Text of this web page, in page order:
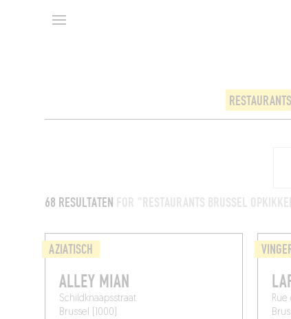
RESTAURANTS
68 RESULTATEN FOR "RESTAURANTS BRUSSEL
AZIATISCH
ALLEY MIAN
Schildknaapsstraat
Brussel (1000)